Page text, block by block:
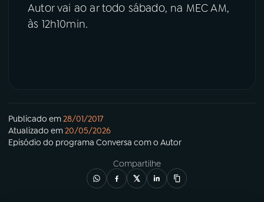
Autor vai ao ar todo sábado, na MEC AM,
às 12h10min.
Publicado em28/01/2017
Atualizado em20/05/2026
Episódio do programa Conversa com o Autor
Compartilhe